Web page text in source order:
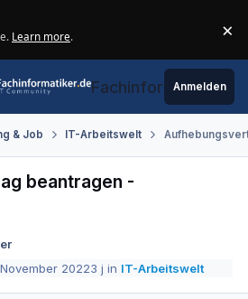
Learn more. ×
Fachinformatiker.de
Anmelden
& Job IT-Arbeitswelt
beantragen -
20223 j in IT-Arbeitswelt